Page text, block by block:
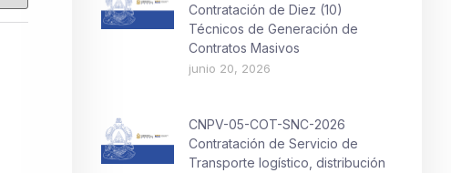
Contratación de Diez (10)
Técnicos de Generación de
Contratos Masivos
junio 20, 2026
CNPV-05-COT-SNC-2026
Contratación de Servicio de
Transporte logístico, distribución